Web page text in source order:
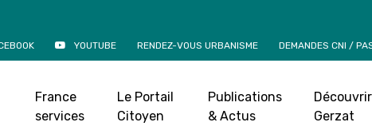
YOUTUBE RENDEZ-VOUS URBANISME DEMANDES CNI /
France
services
Le Portail
Citoyen
Publications
& Actus
Découvrir
Gerzat
Accueil»Agenda